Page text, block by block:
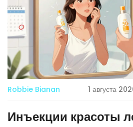
Robbie Bianan 1 августа
Инъекции красоты